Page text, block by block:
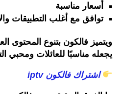
أسعار مناسبة
توافق مع أغلب التطبيقات
ويتميز فالكون بتنوع المحتوى
يجعله مناسبًا للعائلات ومحبي
اشتراك فالكون iptv